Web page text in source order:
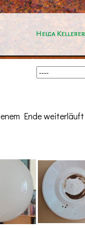
Helga Kellerer
Ende weiterläuft